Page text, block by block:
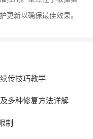
更新以确保最佳效果。
传技巧教学
多种修复方法详解
制